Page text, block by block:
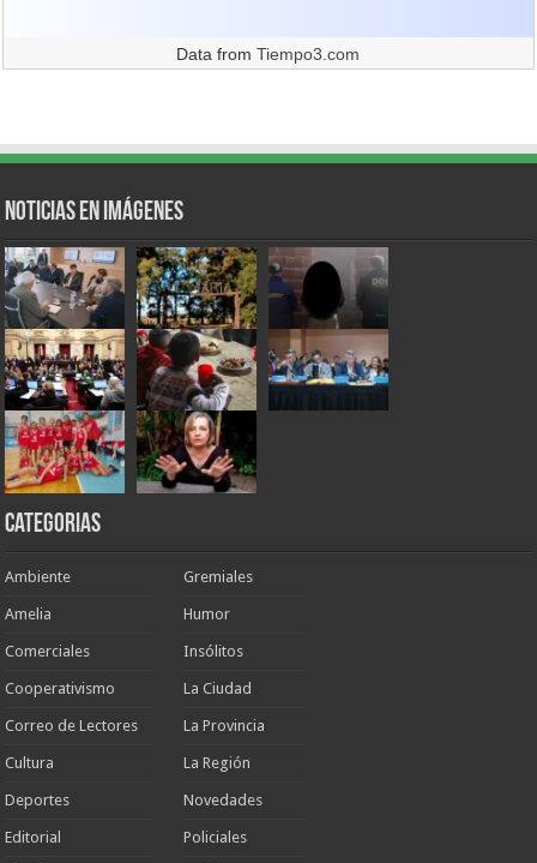
Data fromTiempo3.com
Noticias en Imágenes
Categorias
Ambiente
Amelia
Comerciales
Cooperativismo
Correo de Lectores
Cultura
Deportes
Editorial
Gremiales
Humor
Insólitos
La Ciudad
La Provincia
La Región
Novedades
Policiales